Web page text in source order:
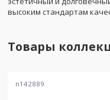
высоким стандартам
Товары
n142889